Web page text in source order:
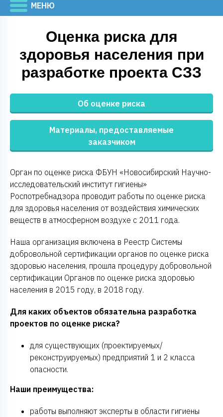
Оценка риска для
здоровья населения при
разработке проекта СЗЗ
Об оценке риска
Материалы, предоставляемые
заказчиком
Орган по оценке риска ФБУН «Новосибирский Научно-
исследовательский институт гигиены»
Роспотребнадзора проводит работы по оценке риска
для здоровья населения от воздействия химических
веществ в атмосферном воздухе с 2011 года.
Наша организация включена в Реестр Системы
добровольной сертификации органов по оценке риска
здоровью населения, прошла процедуру добровольной
сертификации Органов по оценке риска здоровью
населения в 2015 году, в 2018 году.
Для каких объектов обязательна разработка
проектов по оценке риска?
для существующих (проектируемых/
реконструируемых) предприятий 1 и 2 класса
опасности.
Наши преимущества:
работы выполняют эксперты в области гигиены